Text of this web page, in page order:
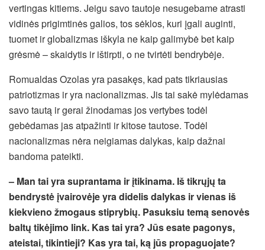
vertingas kitiems. Jeigu savo tautoje nesugebame atrasti
vidinės prigimtinės galios, tos sėklos, kuri įgali auginti,
tuomet ir globalizmas iškyla ne kaip galimybė bet kaip
grėsmė – skaidytis ir ištirpti, o ne tvirtėti bendrybėje.
Romualdas Ozolas yra pasakęs, kad pats tikriausias
patriotizmas ir yra nacionalizmas. Jis tai sakė mylėdamas
savo tautą ir gerai žinodamas jos vertybes todėl
gebėdamas jas atpažinti ir kitose tautose. Todėl
nacionalizmas nėra neigiamas dalykas, kaip dažnai
bandoma pateikti.
– Man tai yra suprantama ir įtikinama. Iš tikrųjų ta
bendrystė įvairovėje yra didelis dalykas ir vienas iš
kiekvieno žmogaus stiprybių. Pasuksiu temą senovės
baltų tikėjimo link. Kas tai yra? Jūs esate pagonys,
ateistai, tikintieji? Kas yra tai, ką jūs propaguojate?